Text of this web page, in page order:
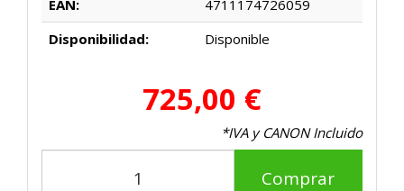
EAN:
4711174726059
Disponibilidad:
Disponible
725,00 €
*IVA y CANON Incluido
Comprar